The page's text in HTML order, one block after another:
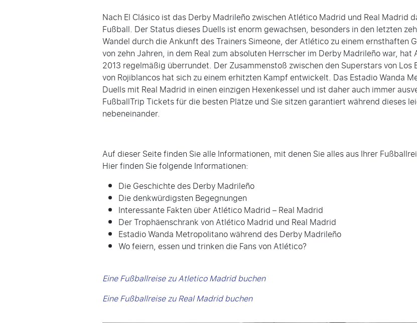
Nach El Clásico ist das Derby Madrileño zwischen Atlético Madrid und Real Madrid
Fußball. Der Status dieses Duells ist enorm gewachsen, besonders in den letzten
Wandel durch die Ankunft des Trainers Simeone, der Atlético zu einem ernsthaften
von zehn Jahren, in dem Real zum absoluten Herrscher im Derby Madrileño war,
2013 regelmäßig überrundet. Der Zusammenstoß zwischen den Superstars von
von Rojiblancos hat sich zu einem erhitzten Kampf entwickelt. Das Estadio Wanda
Duells mit Real Madrid in einen einzigen Hexenkessel und ist daher auch immer
FußballTrip Tickets für die besten Plätze und Sie sitzen garantiert während dieses
nebeneinander.
Auf dieser Seite finden Sie alle Informationen, mit denen Sie alles aus Ihrer
Hier finden Sie folgende Informationen:
Die Geschichte des Derby Madrileño
Die denkwürdigsten Begegnungen
Interessante Fakten über Atlético Madrid – Real Madrid
Der Trophäenschrank von Atlético Madrid und Real Madrid
Estadio Wanda Metropolitano während des Derby Madrileño
Wo feiern, essen und trinken die Fans von Atlético?
Eine Fußballreise zu Atletico Madrid buchen
Eine Fußballreise zu Real Madrid buchen